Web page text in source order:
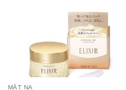
MẶT NẠ